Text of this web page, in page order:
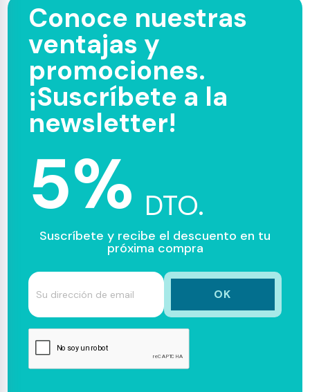
Conoce nuestras
ventajas y
promociones.
¡Suscríbete a la
newsletter!
5% DTO.
Suscríbete y recibe el descuento en tu
próxima compra